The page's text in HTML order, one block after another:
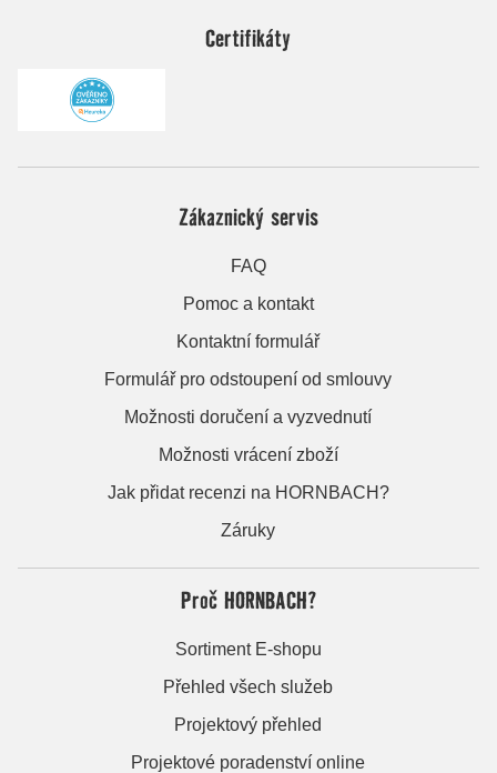
Certifikáty
Zákaznický servis
FAQ
Pomoc a kontakt
Kontaktní formulář
Formulář pro odstoupení od smlouvy
Možnosti doručení a vyzvednutí
Možnosti vrácení zboží
Jak přidat recenzi na HORNBACH?
Záruky
Proč HORNBACH?
Sortiment E-shopu
Přehled všech služeb
Projektový přehled
Projektové poradenství online